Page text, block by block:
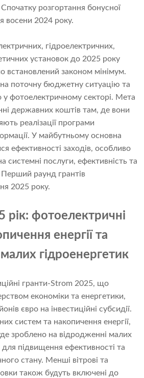
Спочатку розгортання бонусної
восени 2024 року.
гідроелектричних,
установок до 2025 року
встановлений законом мінімум.
на поточну бюджетну ситуацію та
у фотоелектричному секторі. Мета
державних коштів там, де вони
реалізації програми
У майбутньому основна
ефективності заходів, особливо
системні послуги, ефективність та
Перший раунд грантів
2025 року.
рік: фотоелектричні
енергії та
гідроенергетик
гранти-Strom 2025, що
економіки та енергетики,
євро на інвестиційні субсидії.
систем та накопичення енергії,
зроблено на відродженні малих
для підвищення ефективності та
стану. Менші вітрові та
також будуть включені до